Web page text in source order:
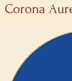
Corona